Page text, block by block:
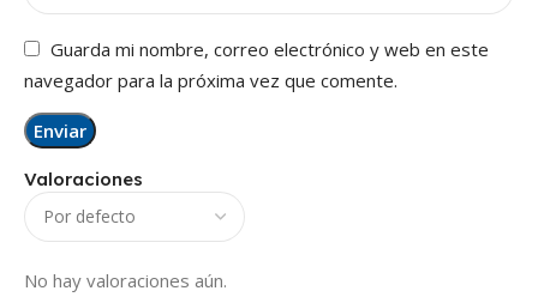
Valoraciones
No hay valoraciones aún.
Guarda mi nombre, correo electrónico y web en este
navegador para la próxima vez que comente.